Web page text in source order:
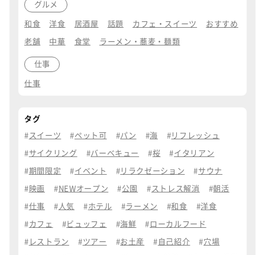
グルメ
和食 洋食 居酒屋 話題 カフェ・スイーツ おすすめ
老舗 中華 食堂 ラーメン・蕎麦・麺類
仕事
仕事
タグ
スイーツ ペット可 パン 海 リフレッシュ
サイクリング バーベキュー 桜 イタリアン
期間限定 イベント リラクゼーション サウナ
映画 NEWオープン 公園 ストレス解消 朝活
仕事 人気 ホテル ラーメン 和食 洋食
カフェ ビュッフェ 海鮮 ローカルフード
レストラン ツアー お土産 自己紹介 穴場